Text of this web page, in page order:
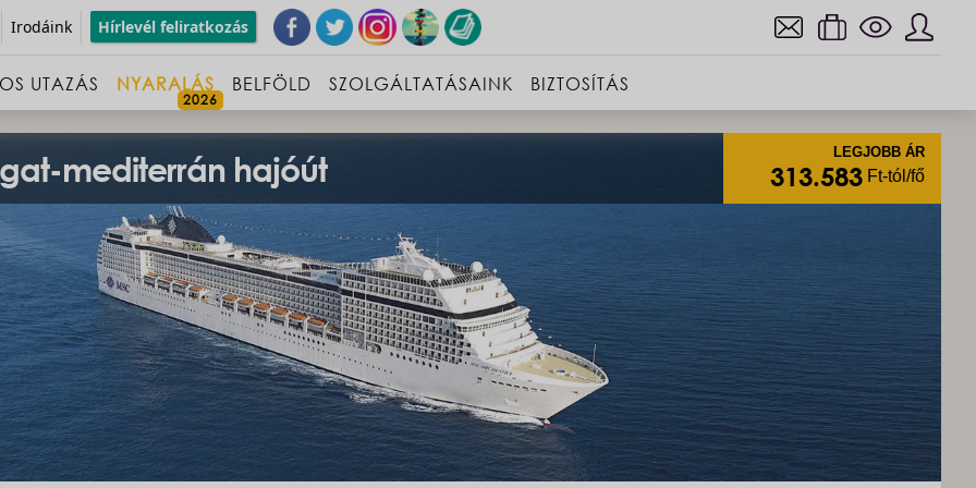
Irodáink Hírlevél feliratkozás
UTAZÁS NYARALÁS BELFÖLD SZOLGÁLTATÁSAINK BIZTOSÍTÁS
mediterrán hajóút LEGJOBB ÁR
Ft-tól/fő
313.583